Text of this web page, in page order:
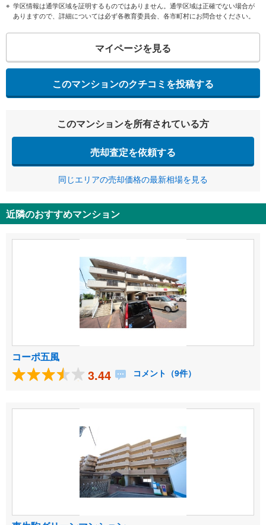
学区情報は通学区域を証明するものではありません。通学区域は正確でない場合が
ありますので、詳細については必ず各教育委員会、各市町村にお問合せください。
マイページを見る
このマンションのクチコミを投稿する
このマンションを所有されている方
売却査定を依頼する
同じエリアの売却価格の最新相場を見る
近隣のおすすめマンション
コーポ五風
3.44 コメント（9件）